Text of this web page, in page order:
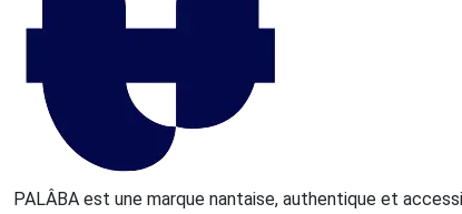
PALÂBA est une marque nantaise, authentique et